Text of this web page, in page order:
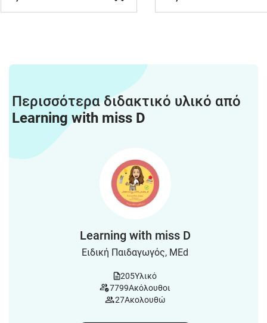
Περισσότερα διδακτικό υλικό από
Learning with miss D
Learning with miss D
Ειδική Παιδαγωγός, MEd
205Υλικό
7799Ακόλουθοι
27Ακολουθώ